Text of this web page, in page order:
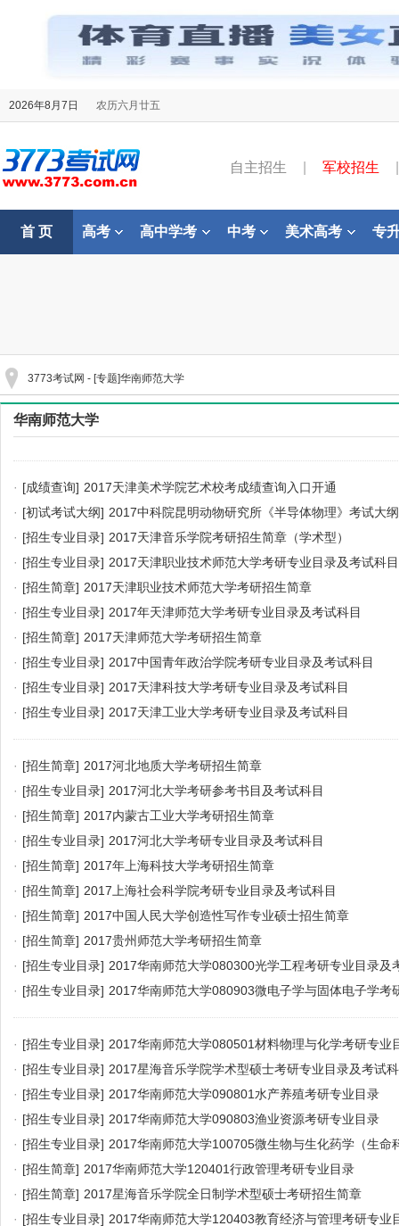
2026年8月7日 农历六月廿五
自主招生 军校招生
首 页 高考 高中学考 中考 美术高考 专
3773考试网 - [专题]华南师范大学
华南师范大学
· [成绩查询] 2017天津美术学院艺术校考成绩查询入口开通
· [初试考试大纲] 2017中科院昆明动物研究所《半导体物理》考试大纲
· [招生专业目录] 2017天津音乐学院考研招生简章（学术型）
· [招生专业目录] 2017天津职业技术师范大学考研专业目录及考试科目
· [招生简章] 2017天津职业技术师范大学考研招生简章
· [招生专业目录] 2017年天津师范大学考研专业目录及考试科目
· [招生简章] 2017天津师范大学考研招生简章
· [招生专业目录] 2017中国青年政治学院考研专业目录及考试科目
· [招生专业目录] 2017天津科技大学考研专业目录及考试科目
· [招生专业目录] 2017天津工业大学考研专业目录及考试科目
· [招生简章] 2017河北地质大学考研招生简章
· [招生专业目录] 2017河北大学考研参考书目及考试科目
· [招生简章] 2017内蒙古工业大学考研招生简章
· [招生专业目录] 2017河北大学考研专业目录及考试科目
· [招生简章] 2017年上海科技大学考研招生简章
· [招生简章] 2017上海社会科学院考研专业目录及考试科目
· [招生简章] 2017中国人民大学创造性写作专业硕士招生简章
· [招生简章] 2017贵州师范大学考研招生简章
· [招生专业目录] 2017华南师范大学080300光学工程考研专业目录及
· [招生专业目录] 2017华南师范大学080903微电子学与固体电子学考
· [招生专业目录] 2017华南师范大学080501材料物理与化学考研专业
· [招生专业目录] 2017星海音乐学院学术型硕士考研专业目录及考试
· [招生专业目录] 2017华南师范大学090801水产养殖考研专业目录
· [招生专业目录] 2017华南师范大学090803渔业资源考研专业目录
· [招生专业目录] 2017华南师范大学100705微生物与生化药学（生命
目录
· [招生简章] 2017华南师范大学120401行政管理考研专业目录
· [招生简章] 2017星海音乐学院全日制学术型硕士考研招生简章
· [招生专业目录] 2017华南师范大学120403教育经济与管理考研专业